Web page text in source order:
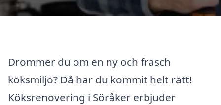
Drömmer du om en ny och fräsch
köksmiljö? Då har du kommit helt rätt!
Köksrenovering i Söråker erbjuder